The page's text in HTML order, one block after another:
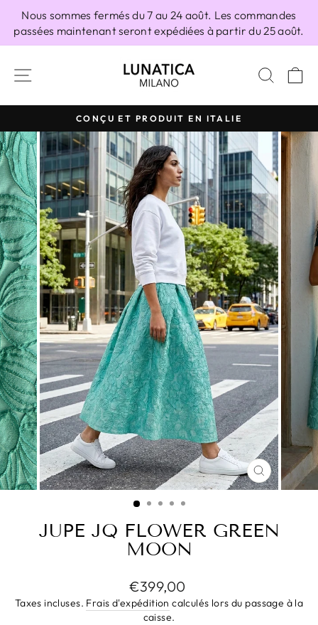
contenu
Nous sommes fermés du 7 au 24 août. Les commandes
passées maintenant seront expédiées à partir du 25 août.
Diaporama
Pause
CONÇU ET PRODUIT EN ITALIE
FERMER
(ESC)
JUPE JQ FLOWER GREEN
MOON
Prix
régulier
€399,00
Taxes incluses. Frais d'expédition calculés lors du passage à la
caisse.